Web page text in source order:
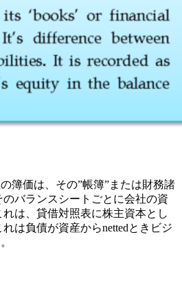
簿価は、その”帳簿”または財務諸
バランスシートごとに会社の資
は、貸借対照表に株主資本とし
は負債が資産からnettedときビジ